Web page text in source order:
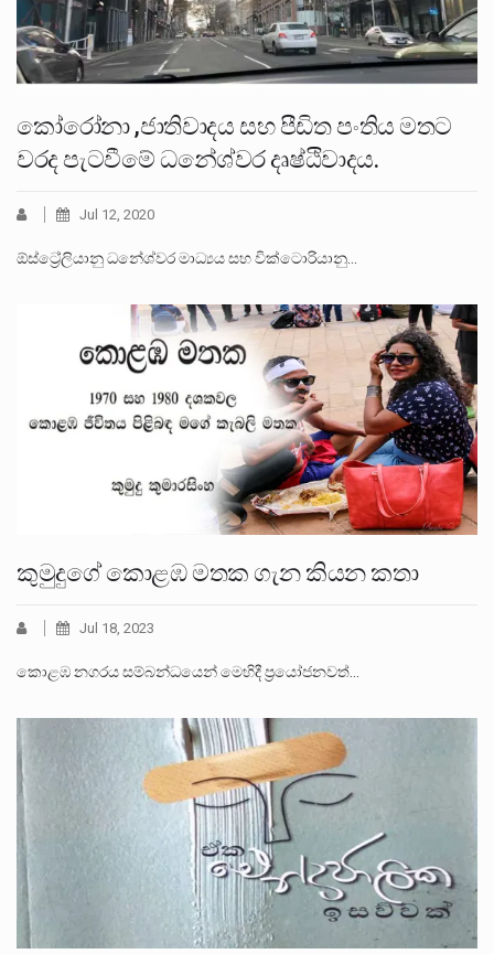
කෝරෝනා ,ජාතිවාදය සහ පීඩිත පංතිය මතට
වරද පැටවීමේ ධනේශ්වර දෘෂ්ඨිවාදය.
Jul 12, 2020
ඕස්ට්‍රේලියානු ධනේශ්වර මාධ්‍යය සහ වික්ටොරියානු…
කුමුදුගේ කොළඹ මතක ගැන කියන කතා
Jul 18, 2023
කොළඹ නගරය සම්බන්ධයෙන් මෙහිදී ප්‍රයෝජනවත්…